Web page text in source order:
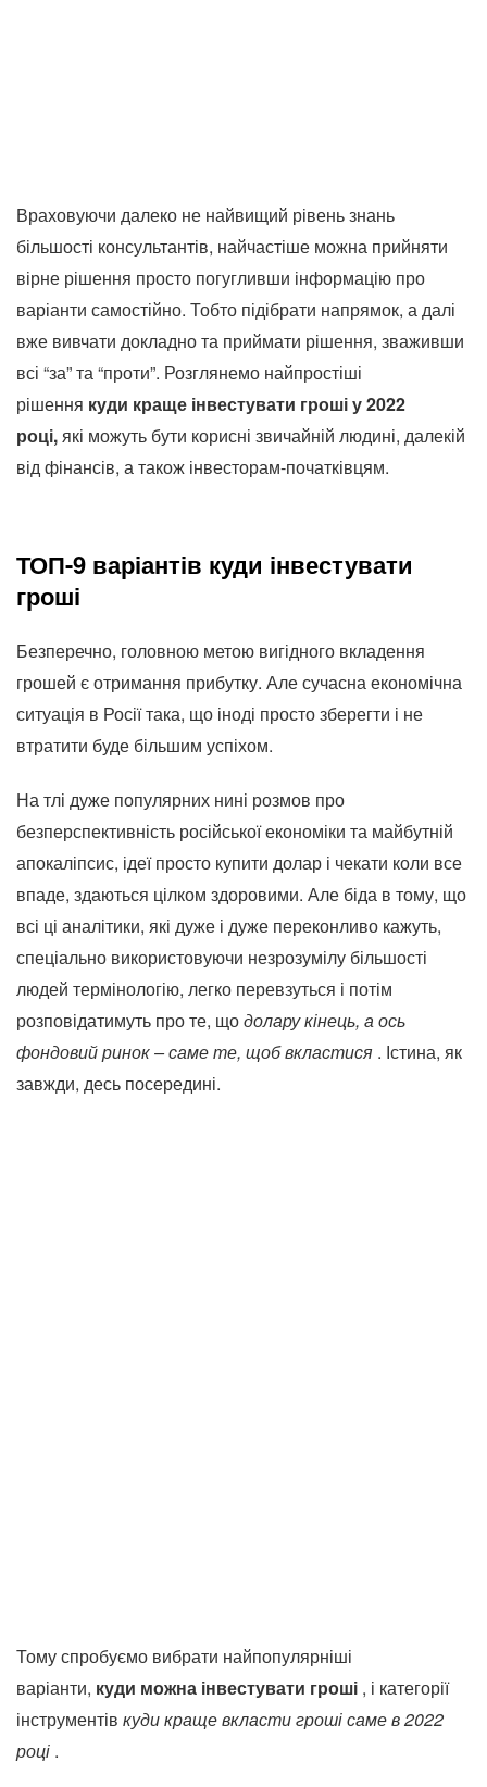
Враховуючи далеко не найвищий рівень знань
більшості консультантів, найчастіше можна прийняти
вірне рішення просто погугливши інформацію про
варіанти самостійно. Тобто підібрати напрямок, а далі
вже вивчати докладно та приймати рішення, зваживши
всі “за” та “проти”. Розглянемо найпростіші
рішення куди краще інвестувати гроші у 2022
році,які можуть бути корисні звичайній людині, далекій
від фінансів, а також інвесторам-початківцям.
ТОП-9 варіантів куди інвестувати
гроші
Безперечно, головною метою вигідного вкладення
грошей є отримання прибутку. Але сучасна економічна
ситуація в Росії така, що іноді просто зберегти і не
втратити буде більшим успіхом.
На тлі дуже популярних нині розмов про
безперспективність російської економіки та майбутній
апокаліпсис, ідеї просто купити долар і чекати коли все
впаде, здаються цілком здоровими. Але біда в тому, що
всі ці аналітики, які дуже і дуже переконливо кажуть,
спеціально використовуючи незрозумілу більшості
людей термінологію, легко перевзуться і потім
розповідатимуть про те, щодолару кінець, а ось
фондовий ринок – саме те, щоб вкластися . Істина, як
завжди, десь посередині.
Тому спробуємо вибрати найпопулярніші
варіанти, куди можна інвестувати гроші , і категорії
інструментів куди краще вкласти гроші саме в 2022
році .